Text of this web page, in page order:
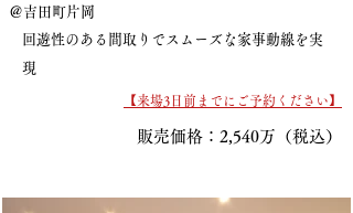
＠吉田町片岡
回遊性のある間取りでスムーズな家事動線を実
現
【来場3日前までにご予約ください】
販売価格：2,540万（税込）